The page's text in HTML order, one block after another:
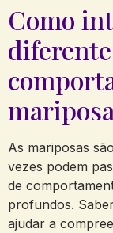
Como
As mariposas
vezes podem
de
profundos.
ajudar a